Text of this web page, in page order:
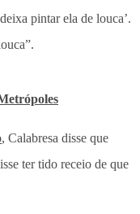
pintar ela de louca’.
, Calabresa disse que
ter tido receio de que